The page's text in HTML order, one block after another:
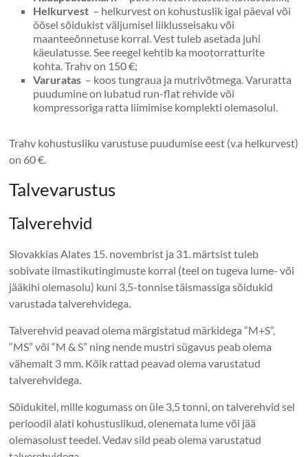
Helkurvest – helkurvest on kohustuslik igal päeval või
öösel sõidukist väljumisel liiklusseisaku või
maanteeõnnetuse korral. Vest tuleb asetada juhi
käeulatusse. See reegel kehtib ka mootorratturite
kohta. Trahv on 150 €;
Varuratas – koos tungraua ja mutrivõtmega. Varuratta
puudumine on lubatud run-flat rehvide või
kompressoriga ratta liimimise komplekti olemasolul.
Trahv kohustusliku varustuse puudumise eest (v.a helkurvest)
on 60 €.
Talvevarustus
Talverehvid
Slovakkias Alates 15. novembrist ja 31. märtsist tuleb
sobivate ilmastikutingimuste korral (teel on tugeva lume- või
jääkihi olemasolu) kuni 3,5-tonnise täismassiga sõidukid
varustada talverehvidega.
Talverehvid peavad olema märgistatud märkidega “M+S”,
“MS” või “M & S” ning nende mustri sügavus peab olema
vähemalt 3 mm. Kõik rattad peavad olema varustatud
talverehvidega.
Sõidukitel, mille kogumass on üle 3,5 tonni, on talverehvid sel
perioodil alati kohustuslikud, olenemata lume või jää
olemasolust teedel. Vedav sild peab olema varustatud